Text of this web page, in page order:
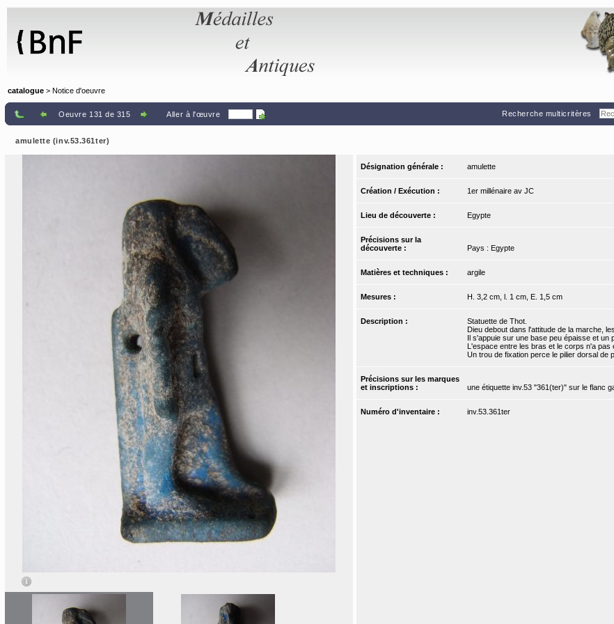
catalogue > Notice d'oeuvre
Oeuvre 131 de 315 Aller à l'œuvre Recherche multicritères
amulette (inv.53.361ter)
Désignation générale : amulette
Création / Exécution : 1er millénaire av JC
Lieu de découverte : Egypte
Précisions sur la
découverte :
Pays : Egypte
Matières et techniques : argile
Mesures : H. 3,2 cm, l. 1 cm, E. 1,5 cm
Description :
Statuette de Thot.
Dieu debout dans l'attitude de la marche,
Il s'appuie sur une base peu épaisse et un
L'espace entre les bras et le corps n'a pas
Un trou de fixation perce le pilier dorsal de
Précisions sur les marques
et inscriptions :
une étiquette inv.53 "361(ter)" sur le flanc
Numéro d'inventaire : inv.53.361ter